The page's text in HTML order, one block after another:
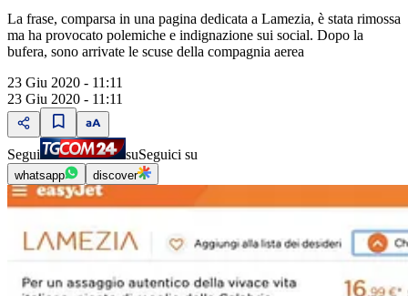
La frase, comparsa in una pagina dedicata a Lamezia, è stata rimossa
ma ha provocato polemiche e indignazione sui social. Dopo la
bufera, sono arrivate le scuse della compagnia aerea
23 Giu 2020 - 11:11
23 Giu 2020 - 11:11
Segui suSeguici su
whatsapp discover